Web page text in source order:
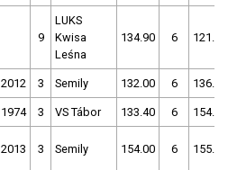
9
LUKS
Kwisa
Leśna
134.90 6 121.60
2012 3 Semily 132.00 6 136.40
1974 3 VS Tábor 133.40 6 154.20
2013 3 Semily 154.00 6 155.20